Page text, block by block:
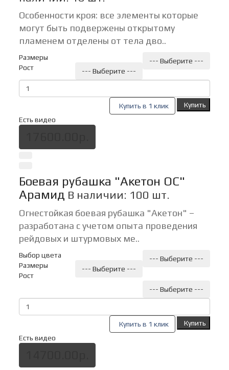
Особенности кроя: все элементы которые
могут быть подвержены открытому
пламенем отделены от тела дво..
Размеры
--- Выберите ---
Рост
--- Выберите ---
Купить в 1 клик
Купить
Есть видео
Боевая рубашка "Акетон ОС"
Арамид В наличии: 100 шт.
Огнестойкая боевая рубашка "Акетон" –
разработана с учетом опыта проведения
рейдовых и штурмовых ме..
Выбор цвета
--- Выберите ---
Размеры
--- Выберите ---
Рост
--- Выберите ---
Купить в 1 клик
Купить
Есть видео